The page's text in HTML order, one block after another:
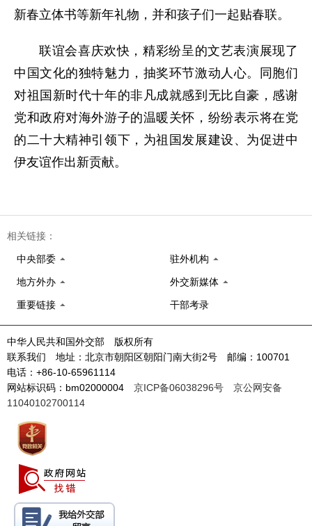
新春立体书等新年礼物，并和孩子们一起贴春联。
联谊会喜庆欢快，精彩纷呈的文艺表演展现了
中国文化的独特魅力，抽奖环节激动人心。同胞们
对祖国新时代十年的非凡成就感到无比自豪，感谢
党和政府对海外游子的温暖关怀，纷纷表示将在党
的二十大精神引领下，为祖国发展建设、为促进中
伊友谊作出新贡献。
相关链接：
中央部委 驻外机构
地方外办 外交新媒体
重要链接 干部考录
中华人民共和国外交部 版权所有
联系我们 地址：北京市朝阳区朝阳门南大街2号 邮编：100701
电话：+86-10-65961114
网站标识码：bm02000004 京ICP备06038296号
京公网安备
11040102700114